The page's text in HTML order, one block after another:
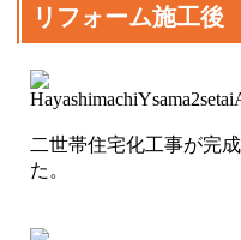
リフォーム施工後
二世帯住宅化工事が完
た。